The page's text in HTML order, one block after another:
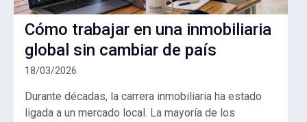
Cómo trabajar en una inmobiliaria
global sin cambiar de país
18/03/2026
Durante décadas, la carrera inmobiliaria ha estado
ligada a un mercado local. La mayoría de los